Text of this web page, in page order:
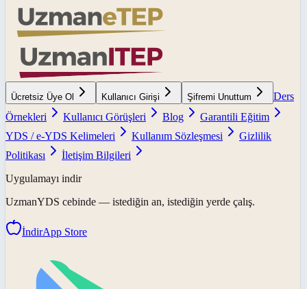
Ücretsiz Üye Ol Kullanıcı Girişi Şifremi Unuttum
Ders
Örnekleri
Kullanıcı Görüşleri Blog
Garantili Eğitim
YDS / e-YDS Kelimeleri
Kullanım Sözleşmesi
Gizlilik
Politikası
İletişim Bilgileri
Uygulamayı indir
UzmanYDS cebinde — istediğin an, istediğin yerde çalış.
İndirApp Store